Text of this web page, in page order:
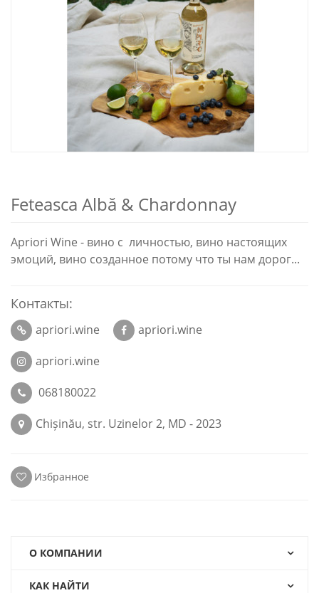
Feteasca Albă & Chardonnay
Apriori Wine - вино с личностью, вино настоящих
эмоций, вино созданное потому что ты нам дорог...
Контакты:
apriori.wine
apriori.wine
apriori.wine
068180022
Chișinău, str. Uzinelor 2, MD - 2023
Избранное
О КОМПАНИИ
КАК НАЙТИ